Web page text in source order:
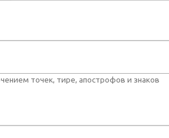
точек, тире, апострофов и знаков